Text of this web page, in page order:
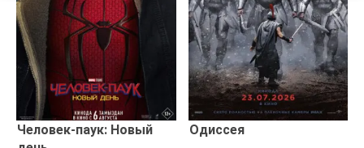
Человек-паук: Новый
Одиссея